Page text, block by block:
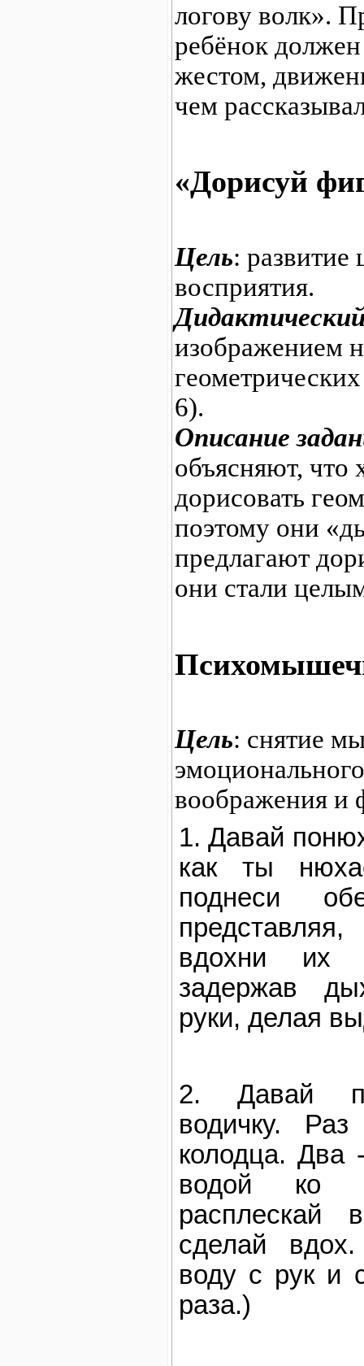
логову волк».
ребёнок
жестом,
чем
«Дорисуй
Цель: развитие
восприятия.
изображением
6).
Описание
объясняют, что
дорисовать
поэтому они
предлагают
они стали
Цель: снятие
воображения и
Давай
как ты
поднеси
вдохни их
задержав
руки, делая
Давай
водичку.
колодца. Два
водой ко
расплескай
сделай
воду с рук и
раза.)